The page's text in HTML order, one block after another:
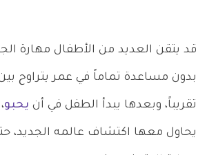
قد يتقن العديد من الأطفال مهارة
تقريباً، وبعدها يبدأ الطفل في أن يحبو
يحاول معها اكتشاف عالمه الجديد،